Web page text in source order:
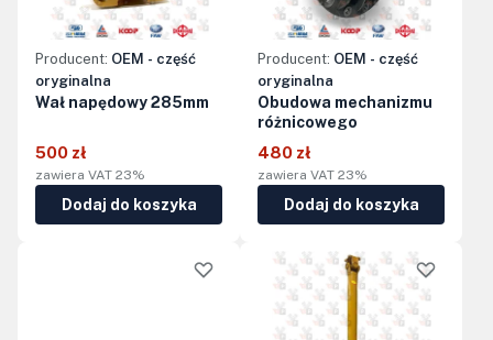
Producent: OEM - część
oryginalna
Wał napędowy 285mm
500 zł
zawiera VAT 23%
Dodaj do koszyka
Producent: OEM - część
oryginalna
Obudowa mechanizmu
różnicowego
480 zł
zawiera VAT 23%
Dodaj do koszyka